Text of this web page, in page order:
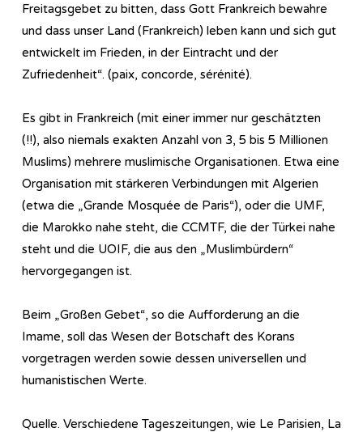
Freitagsgebet zu bitten, dass Gott Frankreich bewahre
und dass unser Land (Frankreich) leben kann und sich gut
entwickelt im Frieden, in der Eintracht und der
Zufriedenheit“. (paix, concorde, sérénité).
Es gibt in Frankreich (mit einer immer nur geschätzten
(!!), also niemals exakten Anzahl von 3, 5 bis 5 Millionen
Muslims) mehrere muslimische Organisationen. Etwa eine
Organisation mit stärkeren Verbindungen mit Algerien
(etwa die „Grande Mosquée de Paris“), oder die UMF,
die Marokko nahe steht, die CCMTF, die der Türkei nahe
steht und die UOIF, die aus den „Muslimbürdern“
hervorgegangen ist.
Beim „Großen Gebet“, so die Aufforderung an die
Imame, soll das Wesen der Botschaft des Korans
vorgetragen werden sowie dessen universellen und
humanistischen Werte.
Quelle. Verschiedene Tageszeitungen, wie Le Parisien, La